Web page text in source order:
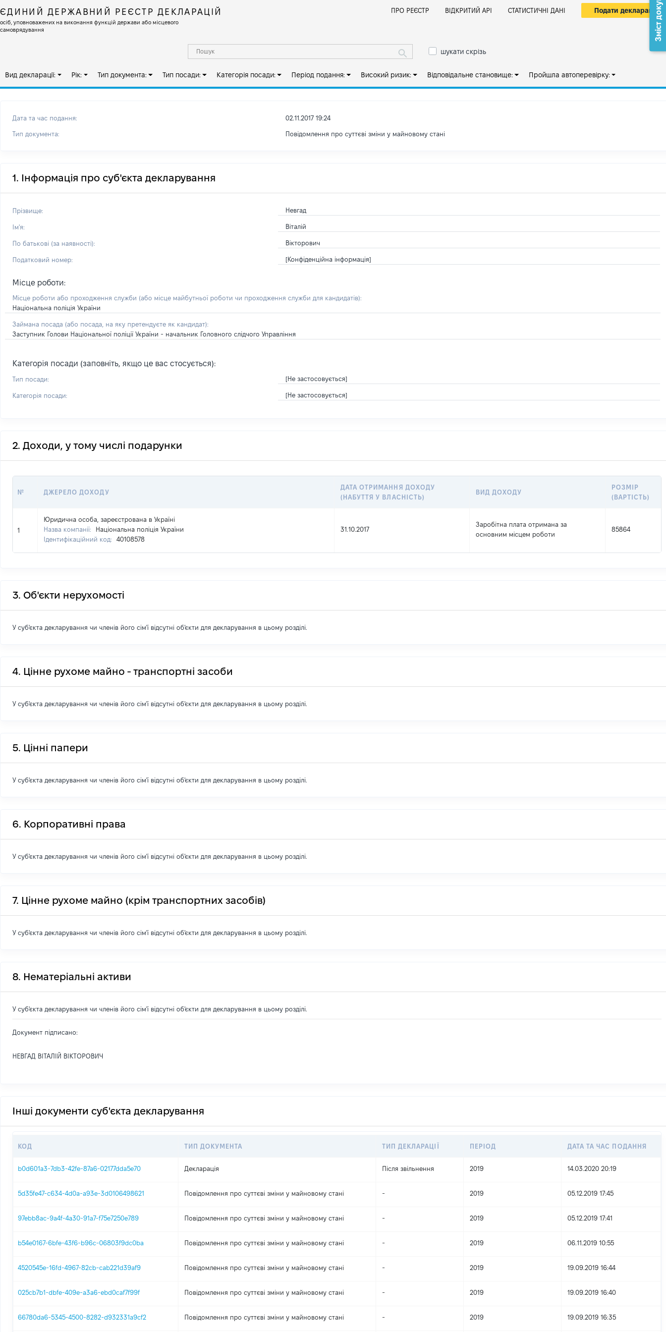
ЄДИНИЙ ДЕРЖАВНИЙ РЕЄСТР ДЕКЛАРАЦІЙ
осіб, уповноважених на виконання функцій держави або місцевого
самоврядування
ПРО РЕЄСТР ВІДКРИТИЙ АРІ СТАТИСТИЧНІ ДАНІ Подати декларацію
шукати скрізь
Вид декларації: Рік: Тип документа: Тип посади: Категорія посади: Період подання: Високий ризик: Відповідальне становище: Пройшла автоперевірку:
Дата та час подання: 02.11.2017 19:24
Тип документа: Повідомлення про суттєві зміни y майновому стані
1. Інформація про суб'єкта декларування
Прізвище: Невгад
Ім'я: Віталій
По батькові (за наявності): Вікторович
Податковий номер: [Конфіденційна інформація]
Місце роботи:
Місце роботи або проходження служби (або місце майбутньої роботи чи проходження служби для кандидатів):
Національна поліція України
Займана посада (або посада, на яку претендуєте як кандидат):
Заступник Голови Національної поліції України - начальник Головного слідчого Управління
Категорія посади (заповніть, якщо це вас стосується):
Тип посади: [Не застосовується]
Категорія посади: [Не застосовується]
2. Доходи, у тому числі подарунки
№ ДЖЕРЕЛО ДОХОДУ
ДАТА ОТРИМАННЯ ДОХОДУ
(НАБУТТЯ У ВЛАСНІСТЬ)
ВИД ДОХОДУ
РОЗМІР
(ВАРТІСТЬ)
1
Юридична особа, зареєстрована в Україні
Назва компанії:
Національна поліція України
Ідентифікаційний код:
40108578
31.10.2017
Заробітна плата отримана за
основним місцем роботи
85864
3. Об'єкти нерухомості
У суб'єкта декларування чи членів його сім'ї відсутні об'єкти для декларування в цьому розділі.
4. Цінне рухоме майно - транспортні засоби
У суб'єкта декларування чи членів його сім'ї відсутні об'єкти для декларування в цьому розділі.
5. Цінні папери
У суб'єкта декларування чи членів його сім'ї відсутні об'єкти для декларування в цьому розділі.
6. Корпоративні права
У суб'єкта декларування чи членів його сім'ї відсутні об'єкти для декларування в цьому розділі.
7. Цінне рухоме майно (крім транспортних засобів)
У суб'єкта декларування чи членів його сім'ї відсутні об'єкти для декларування в цьому розділі.
8. Нематеріальні активи
У суб'єкта декларування чи членів його сім'ї відсутні об'єкти для декларування в цьому розділі.
Документ підписано:
НЕВГАД ВІТАЛІЙ ВІКТОРОВИЧ
Інші документи суб'єкта декларування
КОД ТИП ДОКУМЕНТА ТИП ДЕКЛАРАЦІЇ ПЕРІОД ДАТА ТА ЧАС ПОДАННЯ
b0d601a3-7db3-42fe-87a6-02177dda5e70 Декларація Після звільнення 2019 14.03.2020 20:19
5d35fe47-c634-4d0a-a93e-3d0106498621 Повідомлення про суттєві зміни y майновому стані - 2019 05.12.2019 17:45
97ebb8ac-9a4f-4a30-91a7-f75e7250e789 Повідомлення про суттєві зміни y майновому стані - 2019 05.12.2019 17:41
b54e0167-6bfe-43f6-b96c-06803f9dc0ba Повідомлення про суттєві зміни y майновому стані - 2019 06.11.2019 10:55
4520545e-16fd-4967-82cb-cab221d39af9 Повідомлення про суттєві зміни y майновому стані - 2019 19.09.2019 16:44
025cb7b1-dbfe-409e-a3a6-ebd0caf7f99f Повідомлення про суттєві зміни y майновому стані - 2019 19.09.2019 16:40
66780da6-5345-4500-8282-d932331a9cf2 Повідомлення про суттєві зміни y майновому стані - 2019 19.09.2019 16:35